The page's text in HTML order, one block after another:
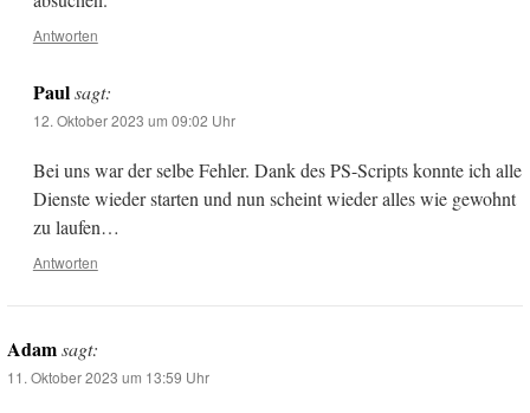
Antworten
Paul sagt:
12. Oktober 2023 um 09:02 Uhr
Bei uns war der selbe Fehler. Dank des PS-Scripts konnte ich alle
Dienste wieder starten und nun scheint wieder alles wie gewohnt
zu laufen…
Antworten
Adamsagt:
11. Oktober 2023 um 13:59 Uhr